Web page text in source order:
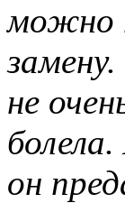
можно
не
он